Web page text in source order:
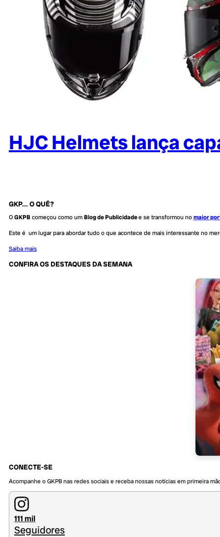
HJC Helmets lança
GKP... O QUÊ?
OGKPBcomeçou como umBlog de Publicidadee se transformou nomaior
Este é um lugar para abordar tudo o que acontece de mais interessante no
Saiba mais
CONFIRA OS DESTAQUES DA SEMANA
CONECTE-SE
Acompanhe o GKPB nas redes sociais e receba nossas notícias em primeira
111 mil
Seguidores